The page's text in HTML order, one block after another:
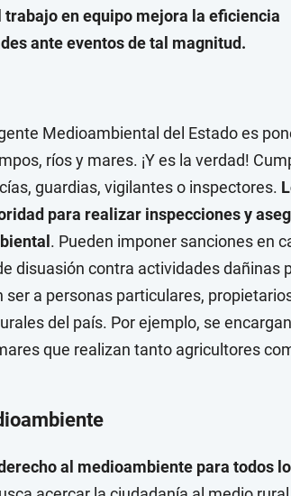
trabajo en equipo mejora la eficiencia
ante eventos de tal magnitud.
Medioambiental del Estado es
ríos y mares. ¡Y es la verdad!
guardias, vigilantes o inspectores.
para realizar inspecciones y
. Pueden imponer sanciones en
disuasión contra actividades dañinas
a personas particulares,
del país. Por ejemplo, se
que realizan tanto agricultores
al medioambiente para todos